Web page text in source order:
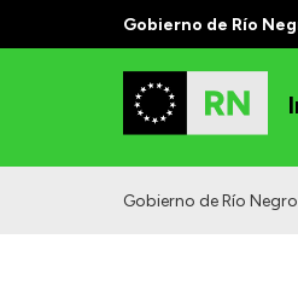
Gobierno de Río
Gobierno de Río Negro